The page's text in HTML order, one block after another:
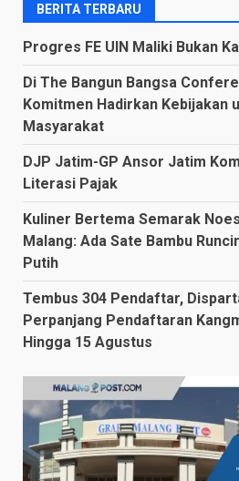
BERITA TERBARU
Progres FE UIN Maliki Bukan
Di The Bangun Bangsa
Komitmen Hadirkan Kebijakan
Masyarakat
DJP Jatim-GP Ansor Jatim
Literasi Pajak
Kuliner Bertema Semarak
Malang: Ada Sate Bambu
Putih
Tembus 304 Pendaftar,
Perpanjang Pendaftaran
Hingga 15 Agustus